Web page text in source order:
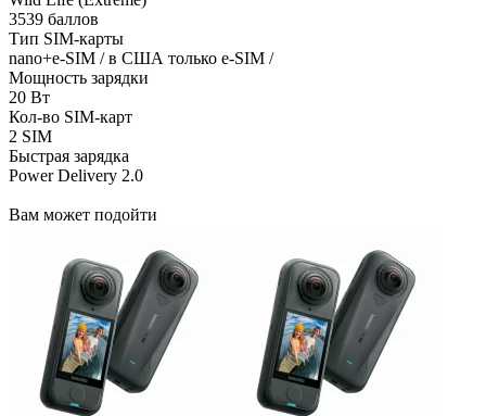
3539 баллов
Тип SIM-карты
nano+e-SIM / в США только e-SIM /
Мощность зарядки
20 Вт
Кол-во SIM-карт
2 SIM
Быстрая зарядка
Power Delivery 2.0
Вам может подойти